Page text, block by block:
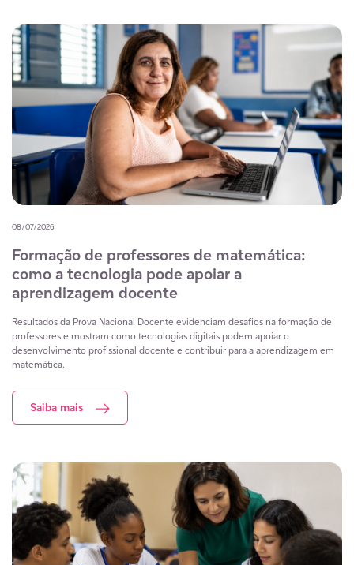
08/07/2026
Formação de professores de matemática:
como a tecnologia pode apoiar a
aprendizagem docente
Resultados da Prova Nacional Docente evidenciam desafios na formação de
professores e mostram como tecnologias digitais podem apoiar o
desenvolvimento profissional docente e contribuir para a aprendizagem em
matemática.
Saiba mais